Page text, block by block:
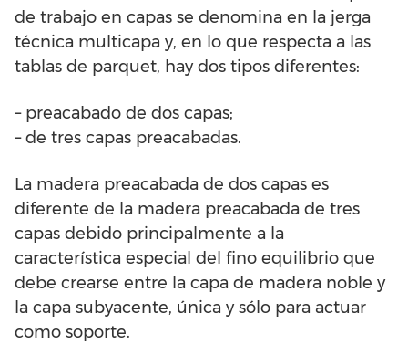
de trabajo en capas se denomina en la jerga
técnica multicapa y, en lo que respecta a las
tablas de parquet, hay dos tipos diferentes:
– preacabado de dos capas;
– de tres capas preacabadas.
La madera preacabada de dos capas es
diferente de la madera preacabada de tres
capas debido principalmente a la
característica especial del fino equilibrio que
debe crearse entre la capa de madera noble y
la capa subyacente, única y sólo para actuar
como soporte.